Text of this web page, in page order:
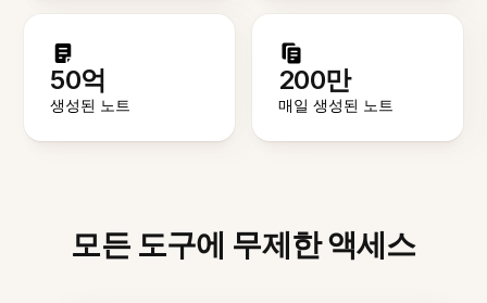
50억
생성된 노트
200만
매일 생성된 노트
모든 도구에 무제한 액세스